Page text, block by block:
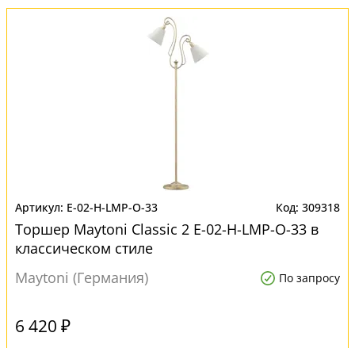
E-02-H-LMP-O-33 309318
Торшер Maytoni Classic 2 E-02-H-LMP-O-33 в
классическом стиле
Maytoni (Германия)
По запросу
6 420 ₽